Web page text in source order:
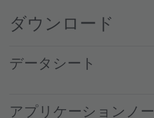
ダウンロード
データシート
アプリケーションノ